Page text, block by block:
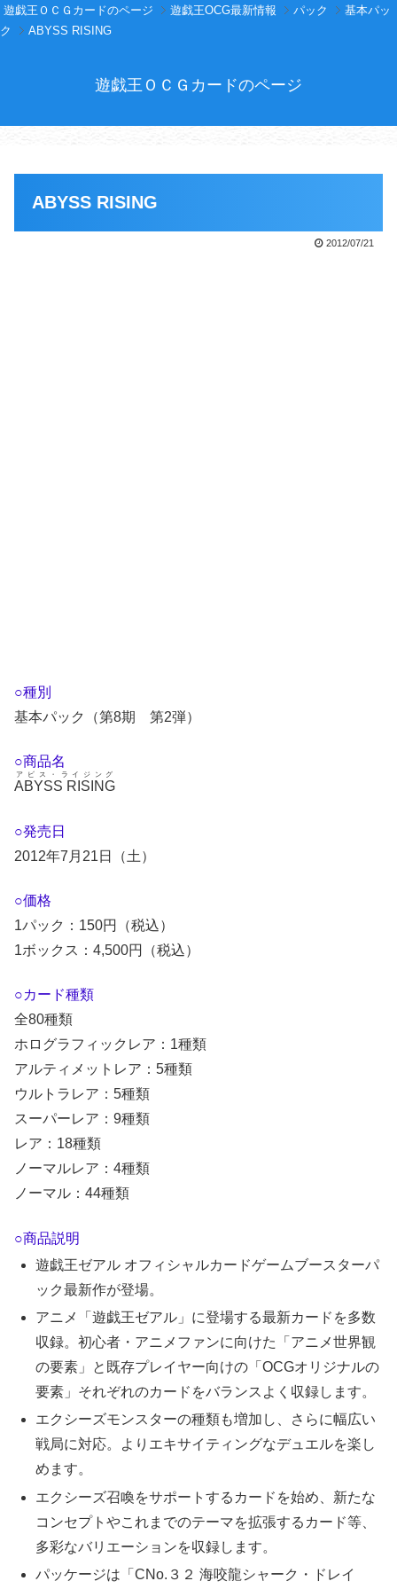
遊戯王ＯＣＧカードのページ 遊戯王OCG最新情報 パック
基本パッ
ク
ABYSS RISING
遊戯王ＯＣＧカードのページ
ABYSS RISING
2012/07/21
○種別
基本パック（第8期 第2弾）
○商品名
ABYSS RISING
アビス・ライジング
○発売日
2012年7月21日（土）
○価格
1パック：150円（税込）
1ボックス：4,500円（税込）
○カード種類
全80種類
ホログラフィックレア：1種類
アルティメットレア：5種類
ウルトラレア：5種類
スーパーレア：9種類
レア：18種類
ノーマルレア：4種類
ノーマル：44種類
○商品説明
遊戯王ゼアル オフィシャルカードゲームブースターパ
ック最新作が登場。
アニメ「遊戯王ゼアル」に登場する最新カードを多数
収録。初心者・アニメファンに向けた「アニメ世界観
の要素」と既存プレイヤー向けの「OCGオリジナルの
要素」それぞれのカードをバランスよく収録します。
エクシーズモンスターの種類も増加し、さらに幅広い
戦局に対応。よりエキサイティングなデュエルを楽し
めます。
エクシーズ召喚をサポートするカードを始め、新たな
コンセプトやこれまでのテーマを拡張するカード等、
多彩なバリエーションを収録します。
パッケージは「CNo.３２ 海咬龍シャーク・ドレイ